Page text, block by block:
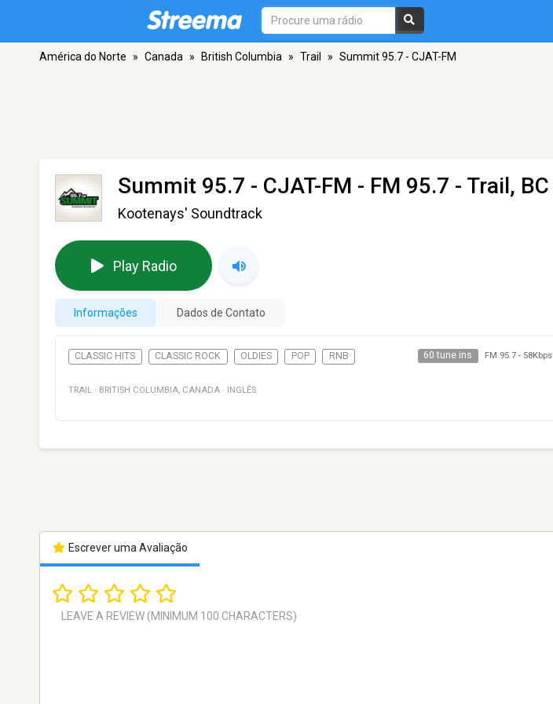
América do Norte » Canada » British Columbia » Trail » Summit 95.7 - CJAT-FM
Summit 95.7 - CJAT-FM - FM 95.7 - Trail, BC
Kootenays' Soundtrack
Play Radio
Informações Dados de Contato
CLASSIC HITS CLASSIC ROCK OLDIES POP RNB 60 tune ins FM 95.7- 58Kbps
TRAIL · BRITISH COLUMBIA, CANADA · INGLÊS
Escrever uma Avaliação